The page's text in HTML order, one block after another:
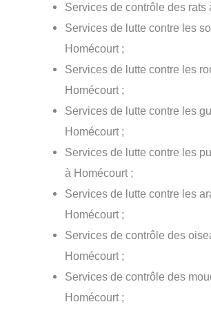
Services de contrôle des rats
Services de lutte contre les
Homécourt ;
Services de lutte contre les
Homécourt ;
Services de lutte contre les
Homécourt ;
Services de lutte contre les
à Homécourt ;
Services de lutte contre les
Homécourt ;
Services de contrôle des
Homécourt ;
Services de contrôle des
Homécourt ;